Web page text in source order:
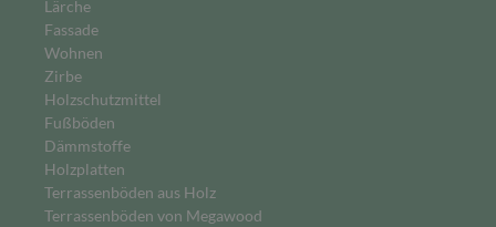
Lärche
Fassade
Wohnen
Zirbe
Holzschutzmittel
Fußböden
Dämmstoffe
Holzplatten
Terrassenböden aus Holz
Terrassenböden von Megawood